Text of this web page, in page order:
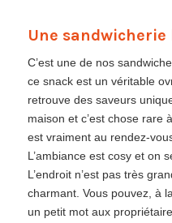
Une
C’est une de nos
ce snack est un véritable
retrouve des saveurs
maison et c’est chose rare
est vraiment au rendez-
L’ambiance est cosy et on
L’endroit n’est pas très
charmant. Vous pouvez, à
un petit mot aux